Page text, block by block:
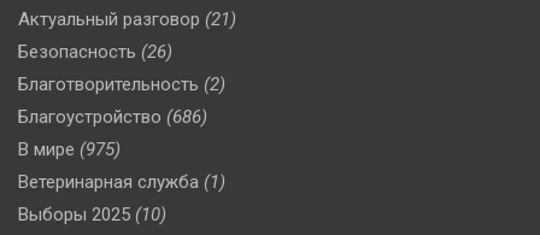
Актуальный разговор (21)
Безопасность (26)
Благотворительность (2)
Благоустройство (686)
В мире (975)
Ветеринарная служба (1)
Выборы 2025 (10)